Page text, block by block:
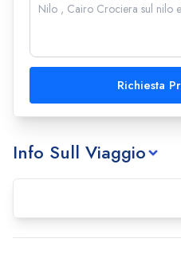
Richiesta
Info Sull Viaggio